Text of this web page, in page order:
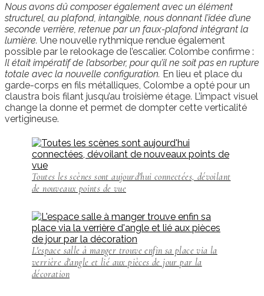
Nous avons dû composer également avec un élément
structurel, au plafond, intangible, nous donnant l’idée d’une
seconde verrière, retenue par un faux-plafond intégrant la
lumière. Une nouvelle rythmique rendue également
possible par le relookage de l’escalier. Colombe confirme :
Il était impératif de l’absorber, pour qu’il ne soit pas en rupture
totale avec la nouvelle configuration. En lieu et place du
garde-corps en fils métalliques, Colombe a opté pour un
claustra bois filant jusqu’au troisième étage. L’impact visuel
change la donne et permet de dompter cette verticalité
vertigineuse.
Toutes les scènes sont aujourd'hui connectées, dévoilant
de nouveaux points de vue
L'espace salle à manger trouve enfin sa place via la
verrière d'angle et lié aux pièces de jour par la
décoration